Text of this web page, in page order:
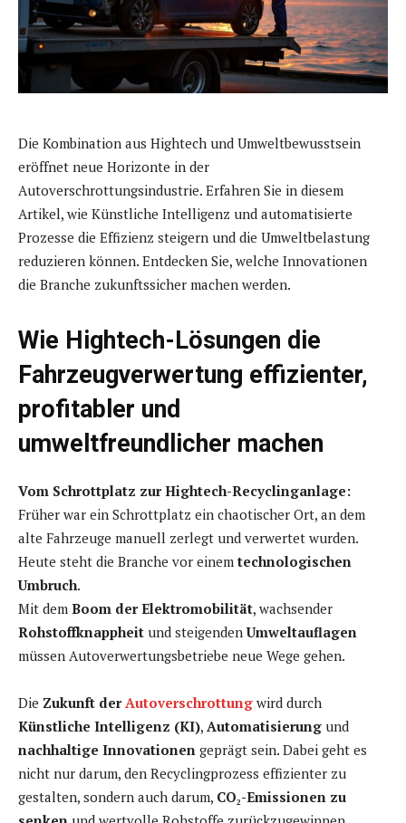
Die Kombination aus Hightech und Umweltbewusstsein
eröffnet neue Horizonte in der
Autoverschrottungsindustrie. Erfahren Sie in diesem
Artikel, wie Künstliche Intelligenz und automatisierte
Prozesse die Effizienz steigern und die Umweltbelastung
reduzieren können. Entdecken Sie, welche Innovationen
die Branche zukunftssicher machen werden.
Wie Hightech-Lösungen die
Fahrzeugverwertung effizienter,
profitabler und
umweltfreundlicher machen
Vom Schrottplatz zur Hightech-Recyclinganlage:
Früher war ein Schrottplatz ein chaotischer Ort, an dem
alte Fahrzeuge manuell zerlegt und verwertet wurden.
Heute steht die Branche vor einemtechnologischen
Umbruch.
Mit dem Boom der Elektromobilität, wachsender
Rohstoffknappheit und steigendenUmweltauflagen
müssen Autoverwertungsbetriebe neue Wege gehen.
Die Zukunft derAutoverschrottung wird durch
Künstliche Intelligenz (KI), Automatisierung und
nachhaltige Innovationen geprägt sein. Dabei geht es
nicht nur darum, den Recyclingprozess effizienter zu
gestalten, sondern auch darum, CO₂-Emissionen zu